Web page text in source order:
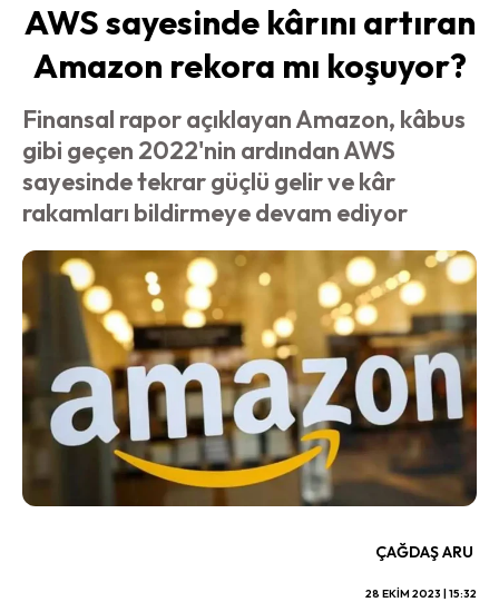
AWS sayesinde kârını artıran
Amazon rekora mı koşuyor?
Finansal rapor açıklayan Amazon, kâbus
gibi geçen 2022'nin ardından AWS
sayesinde tekrar güçlü gelir ve kâr
rakamları bildirmeye devam ediyor
ÇAĞDAŞ ARU
28 EKIM 2023 | 15:32